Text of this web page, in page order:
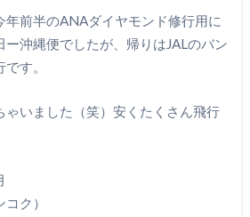
年前半のANAダイヤモンド修行用に
沖縄便でしたが、帰りはJALのバン
す。
ゃいました（笑）安くたくさん飛行
ク）